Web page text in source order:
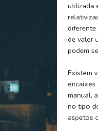
utilizada
diferente
de valer
podem
Existem
encaixes
manual,
no tipo
aspetos